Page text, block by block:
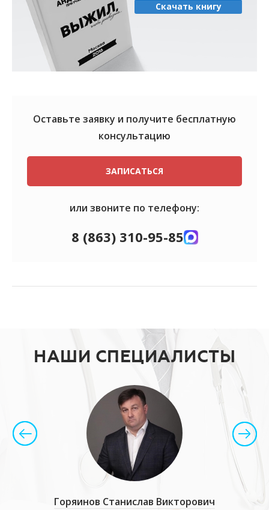
Скачать книгу
Оставьте заявку и получите бесплатную
консультацию
ЗАПИСАТЬСЯ
или звоните по телефону:
8 (863) 310-95-85
НАШИ СПЕЦИАЛИСТЫ
Горяинов Станислав Викторович